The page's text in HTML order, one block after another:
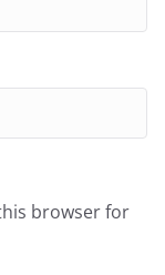
browser for